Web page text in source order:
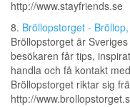
http://www.stayfriends.se
8. Bröllopstorget -
Bröllopstorget är
besökaren får tips,
handla och få kontakt
Bröllopstorget riktar sig
http://